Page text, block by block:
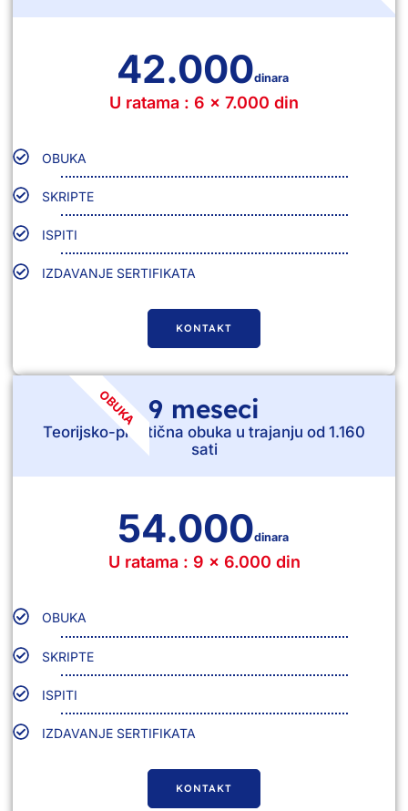
42.000dinara
U ratama : 6 x 7.000 din
OBUKA
SKRIPTE
ISPITI
IZDAVANJE SERTIFIKATA
KONTAKT
OBUKA 9 meseci
Teorijsko-praktična obuka u trajanju od 1.160
sati
54.000dinara
U ratama : 9 x 6.000 din
OBUKA
SKRIPTE
ISPITI
IZDAVANJE SERTIFIKATA
KONTAKT